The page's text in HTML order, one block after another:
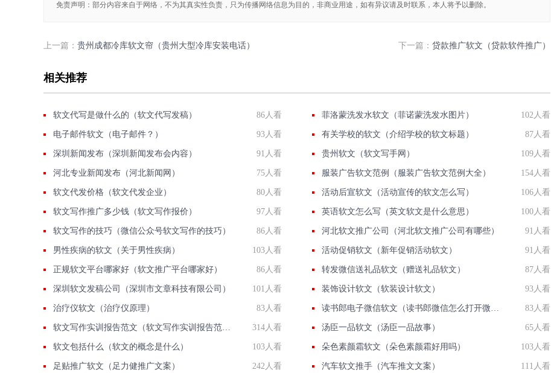
免责声明：部分内容来自于网络，不为其真实性负责，只为传播网络信息为目的，非商业用途，如有异议请及时联系，本人将予以删除。
上一篇： 贵州成都冷库软文帘（贵州大型冷库安装电话） 下一篇： 贷款推广软文（贷款软件推广）
相关推荐
软文代写是做什么的（软文代写发稿） 86人看 菲洛蒙洗发水软文（菲诺蒙洗发水图片） 102人看
电子邮件软文（电子邮件？） 93人看 有关学校的软文（介绍学校的软文标题） 87人看
深圳新闻发布（深圳新闻发布会内容） 91人看 贵州软文（软文写手网） 109人看
河北专业新闻发布（河北新闻网） 75人看 服装广告软文范例（服装广告软文范例大全） 154人看
软文代发价格（软文代发企业） 80人看 活动后宣软文（活动宣传的软文怎么写） 106人看
软文写作推广多少钱（软文写作报价） 97人看 英语软文怎么写（英文软文是什么意思） 100人看
软文写作的技巧（微信公众号软文写作的技巧） 86人看 河北软文推广公司（河北软文推广公司有哪些） 91人看
男性疾病的软文（关于男性疾病） 103人看 活动促销软文（新年促销活动软文） 91人看
正规软文平台哪家好（软文推广平台哪家好） 86人看 转发微信送礼品软文（赠送礼品软文） 87人看
深圳软文发稿公司（深圳市文章科技有限公司） 101人看 装饰设计软文（软装设计软文） 93人看
治疗仪软文（治疗仪原理） 83人看 读书郎电子微信软文（读书郎微信怎么打开微信） 83人看
软文写作实训报告范文（软文写作实训报告范例） 314人看 汤臣一品软文（汤臣一品故事） 65人看
软文包括什么（软文的概念是什么） 103人看 朵色素颜霜软文（朵色素颜霜好用吗） 103人看
足贴推广软文（足力健推广文案） 242人看 汽车软文推手（汽车推文文案） 111人看